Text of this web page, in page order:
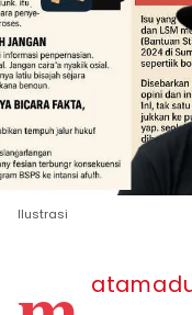
Ilustrasi